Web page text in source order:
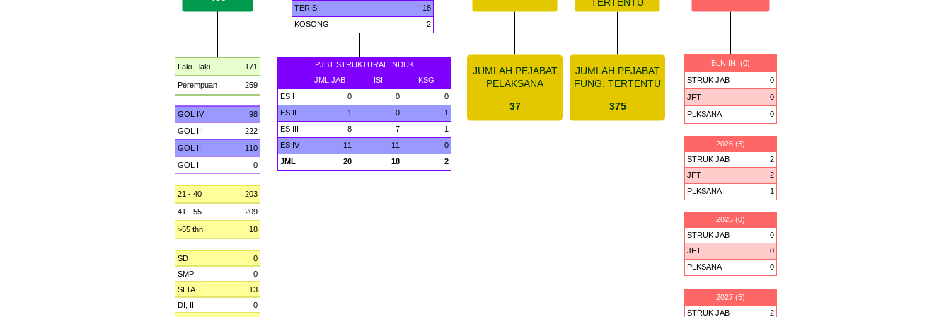
TERTENTU
TERISI
18
KOSONG
2
PJBT STRUKTURAL INDUK
JML JAB
ISI
KSG
ES I
0 0
0
ES II
1 0
1
ES III
8 7
1
ES IV
11 11
0
JML
20 18 2
JUMLAH PEJABAT
PELAKSANA
37
JUMLAH PEJABAT
FUNG. TERTENTU
375
BLN INI (0)
STRUK JAB
0
JFT
0
PLKSANA
0
2025 (0)
STRUK JAB
0
JFT
0
PLKSANA
0
2026 (5)
STRUK JAB
2
JFT
2
PLKSANA
1
2027 (5)
STRUK JAB
2
Laki - laki 171
Perempuan 259
GOL IV
98
GOL III
222
GOL II
110
GOL I
0
21 - 40 203
41 - 55 209
>55 thn 18
SD
0
SMP
0
SLTA
13
DI, II
0